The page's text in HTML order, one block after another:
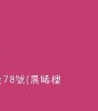
78號(晨晞樓